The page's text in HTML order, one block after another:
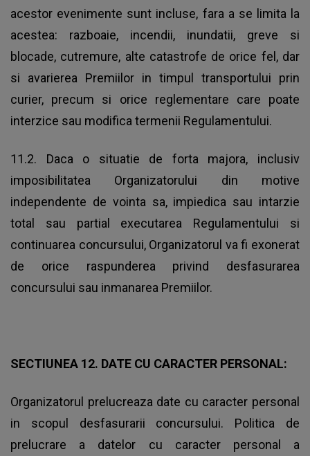
acestor evenimente sunt incluse, fara a se limita la
acestea: razboaie, incendii, inundatii, greve si
blocade, cutremure, alte catastrofe de orice fel, dar
si avarierea Premiilor in timpul transportului prin
curier, precum si orice reglementare care poate
interzice sau modifica termenii Regulamentului.
11.2. Daca o situatie de forta majora, inclusiv
imposibilitatea Organizatorului din motive
independente de vointa sa, impiedica sau intarzie
total sau partial executarea Regulamentului si
continuarea concursului, Organizatorul va fi exonerat
de orice raspunderea privind desfasurarea
concursului sau inmanarea Premiilor.
SECTIUNEA 12. DATE CU CARACTER PERSONAL:
Organizatorul prelucreaza date cu caracter personal
in scopul desfasurarii concursului. Politica de
prelucrare a datelor cu caracter personal a